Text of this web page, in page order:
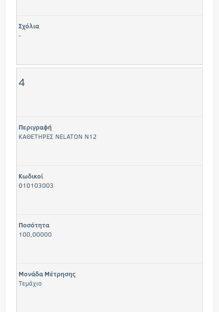
Σχόλια
-
4
Περιγραφή
ΚΑΘΕΤΗΡΕΣ NELATON Ν12
Κωδικοί
010103003
Ποσότητα
100,00000
Μονάδα Μέτρησης
Τεμάχιο